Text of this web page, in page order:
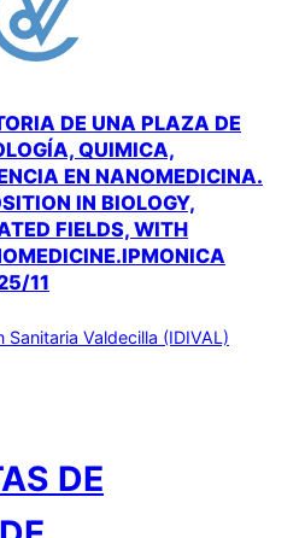
DE UNA PLAZA DE
QUIMICA,
EN NANOMEDICINA.
IN BIOLOGY,
FIELDS, WITH
11
Valdecilla (IDIVAL)
DE